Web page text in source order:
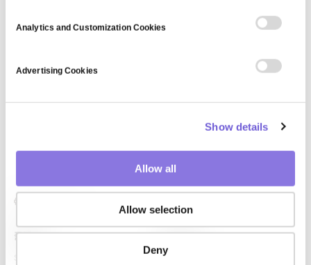
Analytics and Customization Cookies
Advertising Cookies
Show details
Allow all
Allow selection
Deny
플랫폼 핵심 역량
LLM Capsule